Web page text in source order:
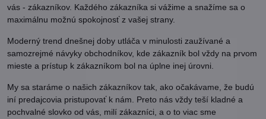
vás - zákazníkov. Každého zákazníka si vážime a snažíme sa o
maximálnu možnú spokojnosť z vašej strany.
Moderný trend dnešnej doby utláča v minulosti zaužívané a
samozrejmé návyky obchodníkov, kde zákazník bol vždy na prvom
mieste a prístup k zákazníkom bol na úplne inej úrovni.
My sa staráme o našich zákazníkov tak, ako očakávame, že budú
iní predajcovia pristupovať k nám. Preto nás vždy teší kladné a
pochvalné slovko od vás, milí zákazníci, a o to viac sme